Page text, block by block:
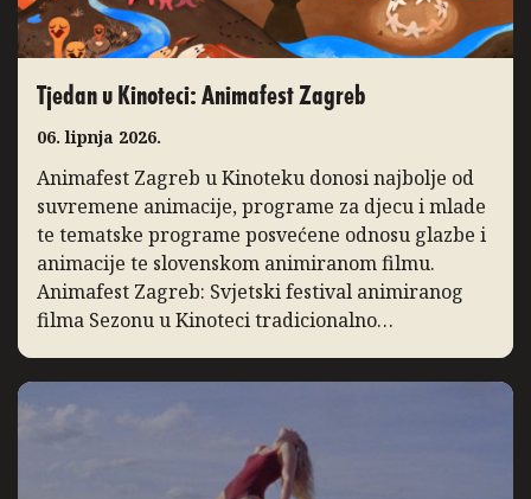
Tjedan u Kinoteci: Animafest Zagreb
06. lipnja 2026.
Animafest Zagreb u Kinoteku donosi najbolje od
suvremene animacije, programe za djecu i mlade
te tematske programe posvećene odnosu glazbe i
animacije te slovenskom animiranom filmu.
Animafest Zagreb: Svjetski festival animiranog
filma Sezonu u Kinoteci tradicionalno
Animafest Zagreb, manifestacija međunarodnog
ugleda koja svake godine u Zagreb donosi